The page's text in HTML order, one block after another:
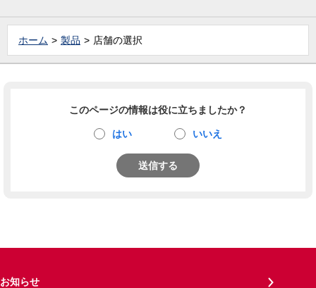
ホーム 製品 店舗の選択
このページの情報は役に立ちましたか？
はい いいえ
送信する
お知らせ